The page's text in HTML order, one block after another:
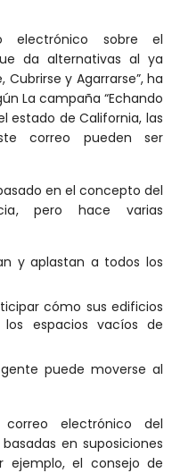
electrónico sobre el
da alternativas al ya
y Agarrarse”, ha
La campaña “Echando
estado de California, las
correo pueden ser
en el concepto del
pero hace varias
y aplastan a todos los
cómo sus edificios
espacios vacíos de
puede moverse al
electrónico del
en suposiciones
ejemplo, el consejo de